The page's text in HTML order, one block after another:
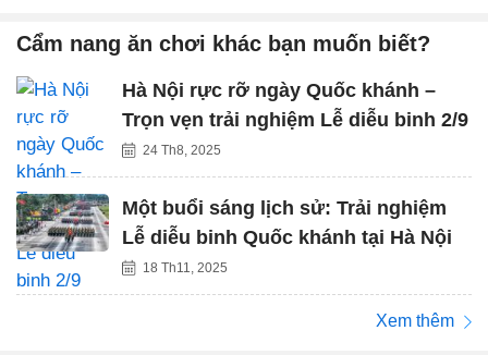
Cẩm nang ăn chơi khác bạn muốn biết?
Hà Nội rực rỡ ngày Quốc khánh –
Trọn vẹn trải nghiệm Lễ diễu binh 2/9
24 Th8, 2025
Một buổi sáng lịch sử: Trải nghiệm
Lễ diễu binh Quốc khánh tại Hà Nội
18 Th11, 2025
Xem thêm